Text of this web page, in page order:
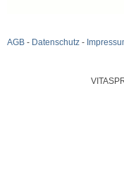
AGB - Datenschutz -